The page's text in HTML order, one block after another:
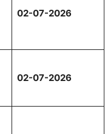
02-07-2026
02-07-2026